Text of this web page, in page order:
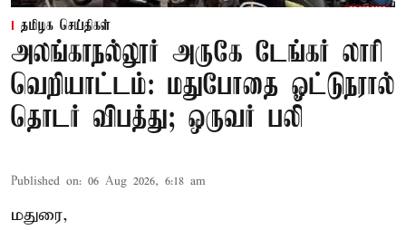
தமிழக செய்திகள்
அலங்காநல்லூர் அருகே டேங்கர் லாரி
வெறியாட்டம்: மதுபோதை ஓட்டுநரால்
தொடர் விபத்து; ஒருவர் பலி
Published on: 06 Aug 2026, 6:18 am
மதுரை,